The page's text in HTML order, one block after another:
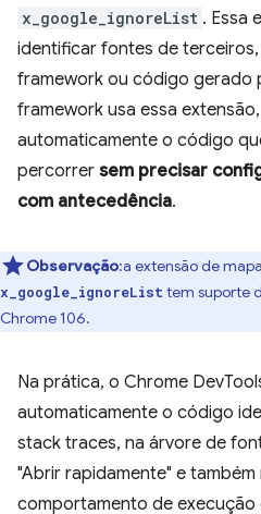
x_google_ignoreList . Essa
identificar fontes de
framework ou código gerado
framework usa essa
automaticamente o código
percorrer sem precisar
com antecedência.
Observação:a extensão de
x_google_ignoreList tem suporte
Chrome 106.
Na prática, o Chrome
automaticamente o código
stack traces, na árvore de
"Abrir rapidamente" e também
comportamento de execução